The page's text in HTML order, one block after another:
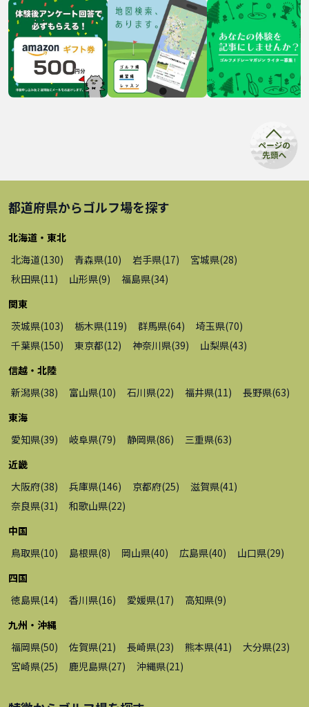
都道府県からゴルフ場を探す
北海道・東北
北海道(130) 青森県(10) 岩手県(17) 宮城県(28)
秋田県(11 ) 山形県(9) 福島県(34)
関東
茨城県(103) 栃木県(119) 群馬県(64) 埼玉県(70)
千葉県(150) 東京都(12) 神奈川県(39) 山梨県(43)
信越・北陸
新潟県(38) 富山県(10) 石川県(22) 福井県(11 ) 長野県(63)
東海
愛知県(39) 岐阜県(79) 静岡県(86) 三重県(63)
近畿
大阪府(38) 兵庫県(146) 京都府(25) 滋賀県(41 )
奈良県(31 ) 和歌山県(22)
中国
鳥取県(10) 島根県(8) 岡山県(40) 広島県(40) 山口県(29)
四国
徳島県(14) 香川県(16) 愛媛県(17) 高知県(9)
九州・沖縄
福岡県(50) 佐賀県(21 ) 長崎県(23) 熊本県(41 ) 大分県(23)
宮崎県(25) 鹿児島県(27) 沖縄県(21 )